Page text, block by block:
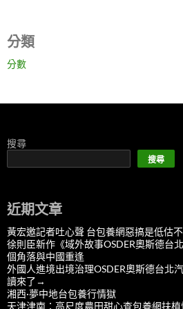
分類
分數
搜尋
搜尋
近期文章
黃宏邀記者吐心聲 台包養網惡搞是低估
徐則臣新作《域外故事OSDER奧斯德台
個角落與中國重逢
外國人進境出境治理OSDER奧斯德台北
讀來了→
湘西·夢中地台包養行情獄
天津津南：高尺度農田甜心查包養網扶植